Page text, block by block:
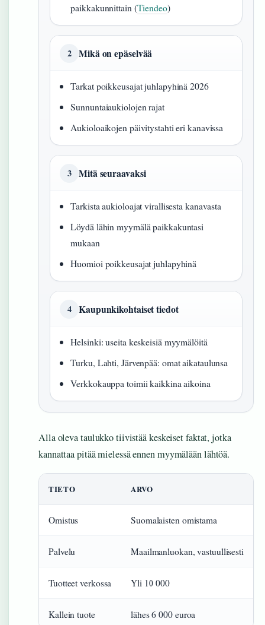
paikkakunnittain (Tiendeo)
2 Mikä on epäselvää
Tarkat poikkeusajat juhlapyhinä 2026
Sunnuntaiaukiolojen rajat
Aukioloaikojen päivitystahti eri kanavissa
3 Mitä seuraavaksi
Tarkista aukioloajat virallisesta kanavasta
Löydä lähin myymälä paikkakuntasi
mukaan
Huomioi poikkeusajat juhlapyhinä
4 Kaupunkikohtaiset tiedot
Helsinki: useita keskeisiä myymälöitä
Turku, Lahti, Järvenpää: omat aikataulunsa
Verkkokauppa toimii kaikkina aikoina
Alla oleva taulukko tiivistää keskeiset faktat, jotka
kannattaa pitää mielessä ennen myymälään lähtöä.
TIETO ARVO
Omistus Suomalaisten omistama
Palvelu Maailmanluokan, vastuullisesti
Tuotteet verkossa Yli 10 000
Kallein tuote lähes 6 000 euroa